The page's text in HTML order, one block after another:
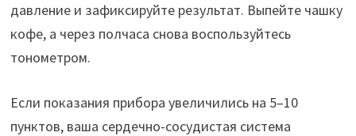
давление и зафиксируйте результат. Выпейте чашку
кофе, а через полчаса снова воспользуйтесь
тонометром.
Если показания прибора увеличились на 5–10
пунктов, ваша сердечно-сосудистая система